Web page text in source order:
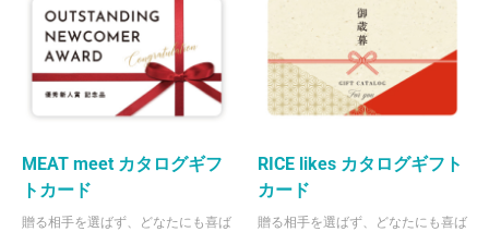
MEAT meet カタログギフ
トカード
贈る相手を選ばず、どなたにも喜ば
RICE likes カタログギフト
カード
贈る相手を選ばず、どなたにも喜ば